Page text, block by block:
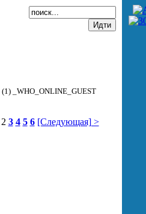
(1) _WHO_ONLINE_GUEST
2 3 4 5 6 [Следующая] >